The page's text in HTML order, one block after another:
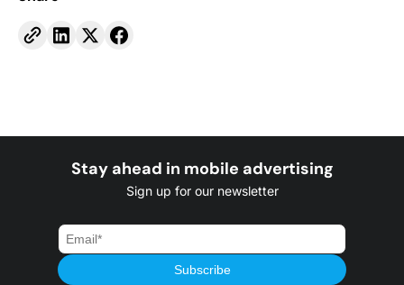
Stay ahead in mobile advertising
Sign up for our newsletter